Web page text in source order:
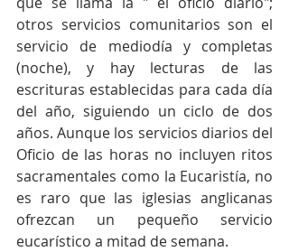
otros servicios comunitarios son el
servicio de mediodía y completas
(noche), y hay lecturas de las
escrituras establecidas para cada día
del año, siguiendo un ciclo de dos
años. Aunque los servicios diarios del
Oficio de las horas no incluyen ritos
sacramentales como la Eucaristía, no
es raro que las iglesias anglicanas
ofrezcan un pequeño servicio
eucarístico a mitad de semana.